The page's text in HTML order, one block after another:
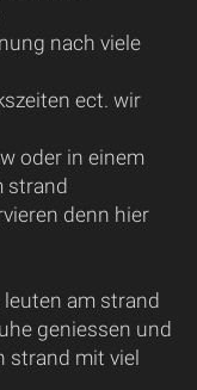
nach viele
ect. wir
oder in einem
strand
denn hier
am strand
geniessen und
strand mit viel